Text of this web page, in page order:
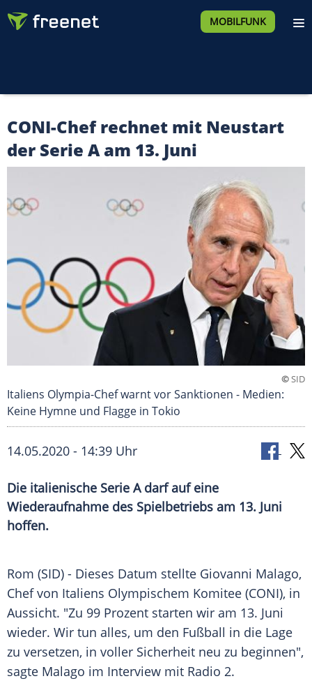
MOBILFUNK
CONI-Chef rechnet mit Neustart
der Serie A am 13. Juni
©SID
Italiens Olympia-Chef warnt vor Sanktionen - Medien:
Keine Hymne und Flagge in Tokio
14.05.2020 - 14:39 Uhr
Die italienische Serie A darf auf eine
Wiederaufnahme des Spielbetriebs am 13. Juni
hoffen.
Rom (SID) - Dieses Datum stellte Giovanni Malago,
Chef von Italiens Olympischem Komitee (CONI), in
Aussicht. "Zu 99 Prozent starten wir am 13. Juni
wieder. Wir tun alles, um den Fußball in die Lage
zu versetzen, in voller Sicherheit neu zu beginnen",
sagte Malago im Interview mit Radio 2.